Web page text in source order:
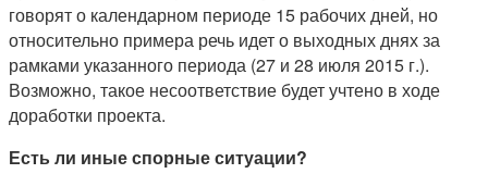
говорят о календарном периоде 15 рабочих дней, но
относительно примера речь идет о выходных днях за
рамками указанного периода (27 и 28 июля 2015 г.).
Возможно, такое несоответствие будет учтено в ходе
доработки проекта.
Есть ли иные спорные ситуации?